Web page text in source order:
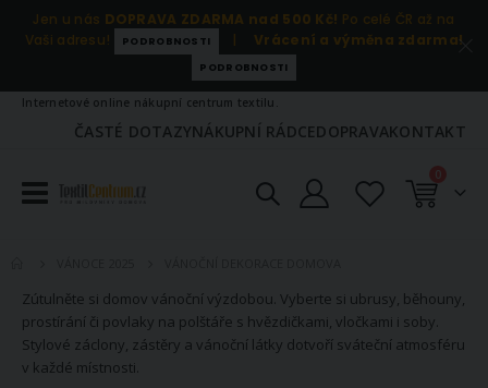
Jen u nás DOPRAVA ZDARMA nad 500 Kč! Po celé ČR až na
Vaši adresu!
PODROBNOSTI | Vrácení a výměna zdarma!
PODROBNOSTI
Internetové online nákupní centrum textilu.
ČASTÉ DOTAZYNÁKUPNÍ RÁDCEDOPRAVAKONTAKT
Košík
0položky
Zútulněte si domov vánoční výzdobou. Vyberte si ubrusy, běhouny,
prostírání či povlaky na polštáře s hvězdičkami, vločkami i soby.
Stylové záclony, zástěry a vánoční látky dotvoří sváteční atmosféru
v každé místnosti.